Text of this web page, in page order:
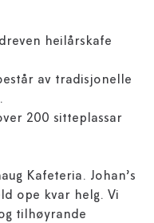
heilårskafe
av tradisjonelle
200 sitteplassar
Kafeteria. Johan’s
ope kvar helg. Vi
tilhøyrande